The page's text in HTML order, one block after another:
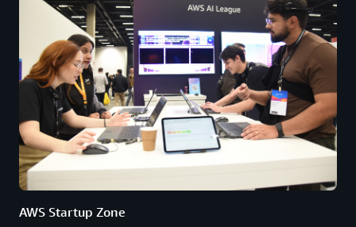
AWS Startup Zone